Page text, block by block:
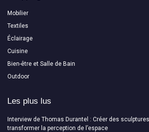
Mobilier
Textiles
Éclairage
Cuisine
Bien-être et Salle de Bain
Outdoor
Les plus lus
Interview de Thomas Durantel : Créer des
transformer la perception de l’espace